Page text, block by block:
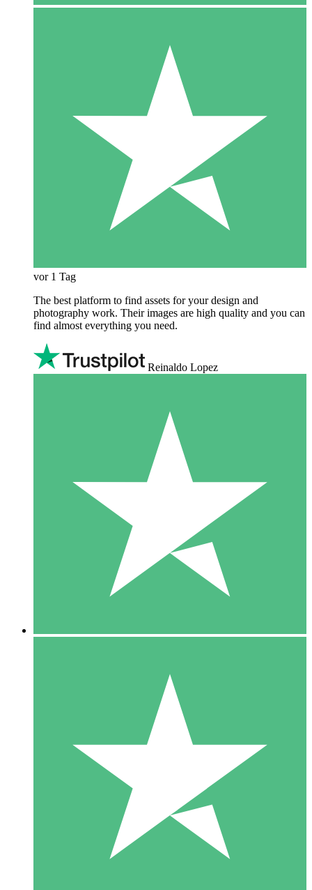
vor 1 Tag
The best platform to find assets for your design and
photography work. Their images are high quality and you can
find almost everything you need.
Reinaldo Lopez